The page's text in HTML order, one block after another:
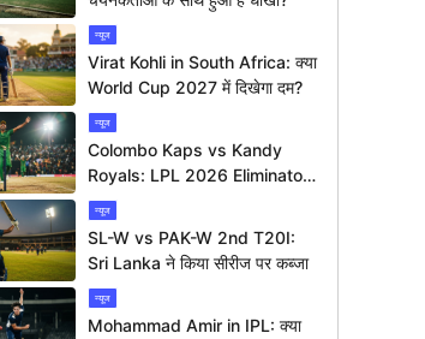
न्यूज
Virat Kohli in South Africa: क्या
World Cup 2027 में दिखेगा दम?
न्यूज
Colombo Kaps vs Kandy
Royals: LPL 2026 Eliminator
में कौन मारेगा बाज़ी?
न्यूज
SL-W vs PAK-W 2nd T20I:
Sri Lanka ने किया सीरीज पर कब्जा
न्यूज
Mohammad Amir in IPL: क्या